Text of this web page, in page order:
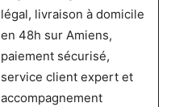
légal, livraison à domicile
en 48h sur Amiens,
paiement sécurisé,
service client expert et
accompagnement